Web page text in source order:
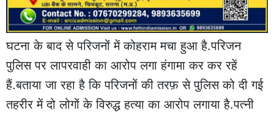
घटना के बाद से परिजनों में कोहराम मचा हुआ है.परिजन
पुलिस पर लापरवाही का आरोप लगा हंगामा कर कर रहें
हैं.बताया जा रहा है कि परिजनों की तरफ़ से पुलिस को दी गई
तहरीर में दो लोगों के विरुद्ध हत्या का आरोप लगाया है.पत्नी